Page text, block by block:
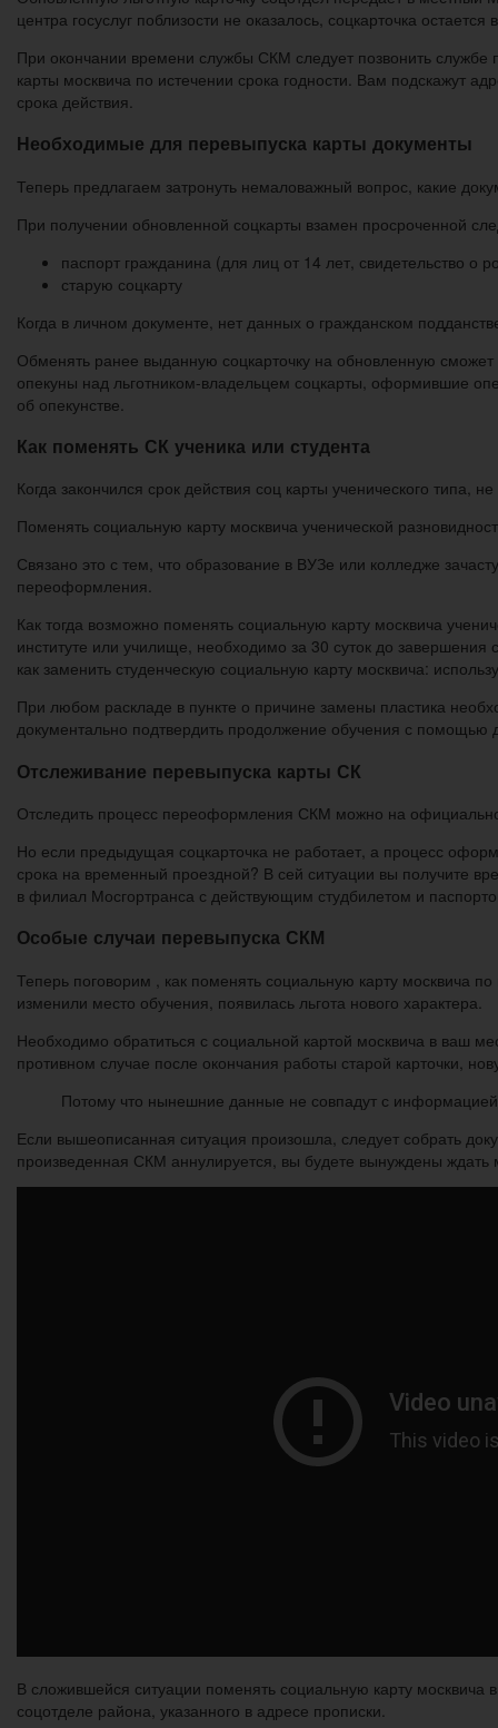
центра госуслуг поблизости не оказалось, соцкарточка остается
При окончании времени службы СКМ следует позвонить
карты москвича по истечении срока годности. Вам подскажут
срока действия.
Необходимые для перевыпуска карты документы
Теперь предлагаем затронуть немаловажный вопрос, какие
При получении обновленной соцкарты взамен просроченной
паспорт гражданина (для лиц от 14 лет, свидетельство о
старую соцкарту
Когда в личном документе, нет данных о гражданском
Обменять ранее выданную соцкарточку на обновленную
опекуны над льготником-владельцем соцкарты, оформившие
об опекунстве.
Как поменять СК ученика или студента
Когда закончился срок действия соц карты ученического типа,
Поменять социальную карту москвича ученической
Связано это с тем, что образование в ВУЗе или колледже
переоформления.
Как тогда возможно поменять социальную карту москвича
институте или училище, необходимо за 30 суток до завершения
как заменить студенческую социальную карту москвича:
При любом раскладе в пункте о причине замены пластика
документально подтвердить продолжение обучения с помощью
Отслеживание перевыпуска карты СК
Отследить процесс переоформления СКМ можно на
Но если предыдущая соцкарточка не работает, а процесс
срока на временный проездной? В сей ситуации вы получите
в филиал Мосгортранса с действующим студбилетом и
Особые случаи перевыпуска СКМ
Теперь поговорим , как поменять социальную карту москвича
изменили место обучения, появилась льгота нового характера.
Необходимо обратиться с социальной картой москвича в ваш
противном случае после окончания работы старой карточки,
Потому что нынешние данные не совпадут с
Если вышеописанная ситуация произошла, следует собрать
произведенная СКМ аннулируется, вы будете вынуждены ждать
В сложившейся ситуации поменять социальную карту москвича
соцотделе района, указанного в адресе прописки.